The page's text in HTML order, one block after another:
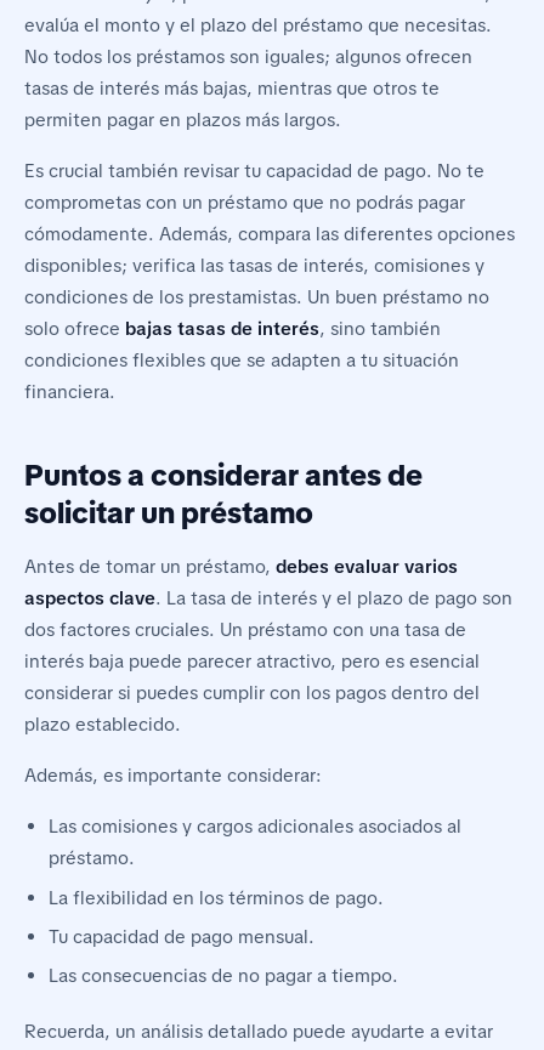
evalúa el monto y el plazo del préstamo que necesitas.
No todos los préstamos son iguales; algunos ofrecen
tasas de interés más bajas, mientras que otros te
permiten pagar en plazos más largos.
Es crucial también revisar tu capacidad de pago. No te
comprometas con un préstamo que no podrás pagar
cómodamente. Además, compara las diferentes opciones
disponibles; verifica las tasas de interés, comisiones y
condiciones de los prestamistas. Un buen préstamo no
solo ofrece bajas tasas de interés, sino también
condiciones flexibles que se adapten a tu situación
financiera.
Puntos a considerar antes de
solicitar un préstamo
Antes de tomar un préstamo, debes evaluar varios
aspectos clave. La tasa de interés y el plazo de pago son
dos factores cruciales. Un préstamo con una tasa de
interés baja puede parecer atractivo, pero es esencial
considerar si puedes cumplir con los pagos dentro del
plazo establecido.
Además, es importante considerar:
Las comisiones y cargos adicionales asociados al
préstamo.
La flexibilidad en los términos de pago.
Tu capacidad de pago mensual.
Las consecuencias de no pagar a tiempo.
Recuerda, un análisis detallado puede ayudarte a evitar